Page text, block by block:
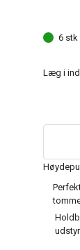
udstyr.
6 stk
Læg i